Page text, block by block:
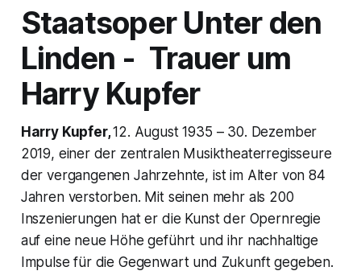
Staatsoper Unter den
Linden - Trauer um
Harry Kupfer
Harry Kupfer,12. August 1935 – 30. Dezember
2019, einer der zentralen Musiktheaterregisseure
der vergangenen Jahrzehnte, ist im Alter von 84
Jahren verstorben. Mit seinen mehr als 200
Inszenierungen hat er die Kunst der Opernregie
auf eine neue Höhe geführt und ihr nachhaltige
Impulse für die Gegenwart und Zukunft gegeben.